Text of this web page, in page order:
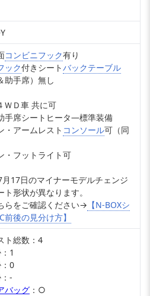
コンビニフック有り
ック付きシートバックテーブル
助手席）無し
ＷＤ車 共に可
手席シートヒータ―標準装備
・アームレスト コンソール可（同
・フットライト可
17日のマイナーモデルチェンジ
ト形状が異なります。
らをご確認ください→ 【N-BOXシ
前後の見分け方】
ト総数：4
1
0
-
バッグ ：○